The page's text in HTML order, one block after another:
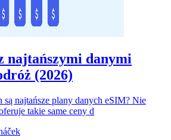
najtańszymi danymi
(2026)
najtańsze plany danych eSIM? Nie
takie same ceny d